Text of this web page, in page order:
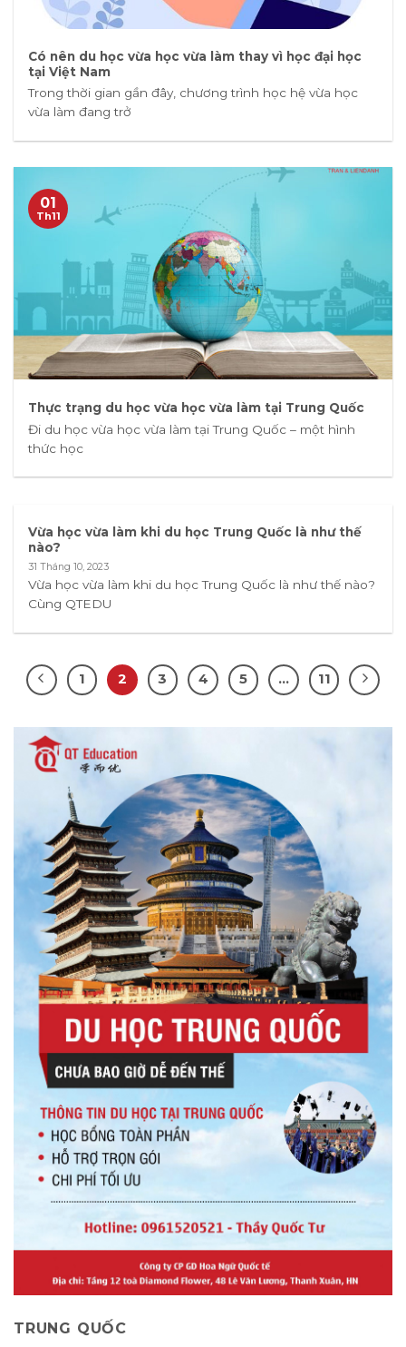
Có nên du học vừa học vừa làm thay vì học đại học
tại Việt Nam
Trong thời gian gần đây, chương trình học hệ vừa học
vừa làm đang trở
Thực trạng du học vừa học vừa làm tại Trung Quốc
Đi du học vừa học vừa làm tại Trung Quốc – một hình
thức học
01
Th11
Vừa học vừa làm khi du học Trung Quốc là như thế
nào?
31 Tháng 10, 2023
Vừa học vừa làm khi du học Trung Quốc là như thế nào?
Cùng QTEDU
1 2 3 4 5 … 11
TRUNG QUỐC